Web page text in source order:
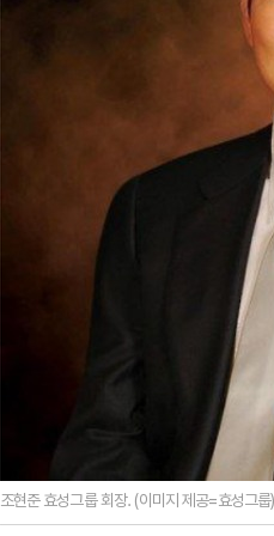
조현준 효성그룹 회장. (이미지 제공=효성그룹)